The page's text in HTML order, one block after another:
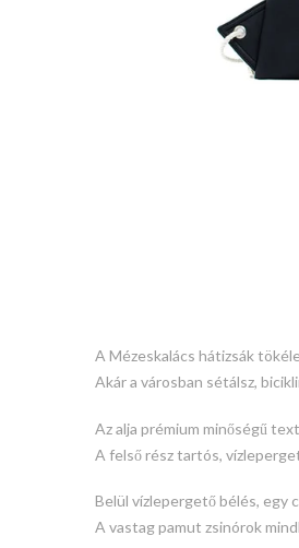
A Mézeskalács hátizsák
Akár a városban sétálsz,
Az alja prémium minőségű
A felső rész tartós,
Belül vízlepergető bélés, egy
A vastag pamut zsinórok